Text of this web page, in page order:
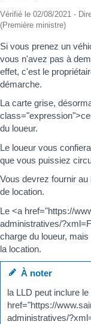
Vérifié le 02/08/2021 -
(Première ministre)
Si vous prenez un
vous n'avez pas à
effet, c'est le
démarche.
La carte grise,
du loueur.
Le loueur vous
que vous puissiez
Vous devrez fournir
de location.
Le <a href="https://
administratives/
charge du loueur,
la location.
À noter
la LLD peut inclure
href="https://
administratives/